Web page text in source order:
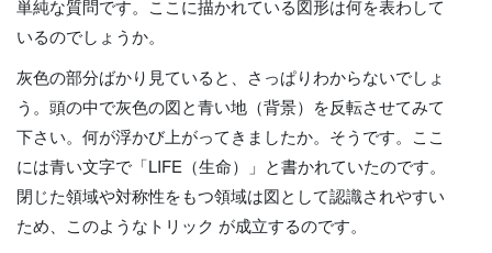
単純な質問です。ここに描かれている図形は何を表わして
いるのでしょうか。
灰色の部分ばかり見ていると、さっぱりわからないでしょ
う。頭の中で灰色の図と青い地（背景）を反転させてみて
下さい。何が浮かび上がってきましたか。そうです。ここ
には青い文字で「LIFE（生命）」と書かれていたのです。
閉じた領域や対称性をもつ領域は図として認識されやすい
ため、このようなトリック が成立するのです。